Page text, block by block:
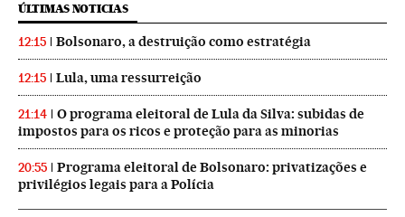
ÚLTIMAS NOTICIAS
12:15 Bolsonaro, a destruição como estratégia
12:15 Lula, uma ressurreição
21:14
O programa eleitoral de Lula da Silva: subidas de
impostos para os ricos e proteção para as minorias
20:55
Programa eleitoral de Bolsonaro: privatizações e
privilégios legais para a Polícia